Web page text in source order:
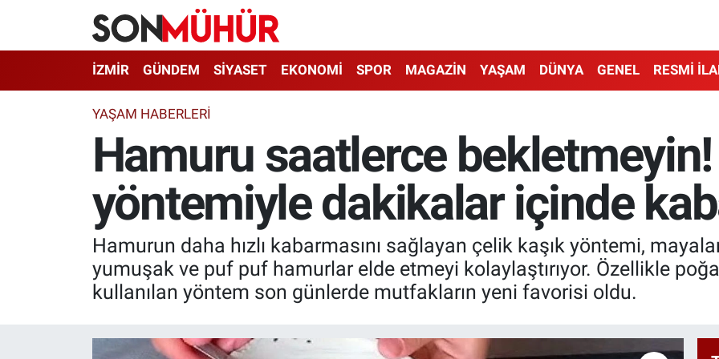
İZMİR GÜNDEM SİYASET EKONOMİ SPOR MAGAZİN YAŞAM DÜNYA GENEL RESMİ
YAŞAM HABERLERI
Hamuru saatlerce bekletmeyin!
yöntemiyle dakikalar içinde
Hamurun daha hızlı kabarmasını sağlayan çelik kaşık yöntemi,
yumuşak ve puf puf hamurlar elde etmeyi kolaylaştırıyor. Özellikle
kullanılan yöntem son günlerde mutfakların yeni favorisi oldu.
İzmir Nöbetçi Eczaneler
İzmir Namaz Vakitleri
İzmir Trafik Yoğunluk Haritası
Süper Lig Puan Durumu ve Fikstür
Tüm Manşetler